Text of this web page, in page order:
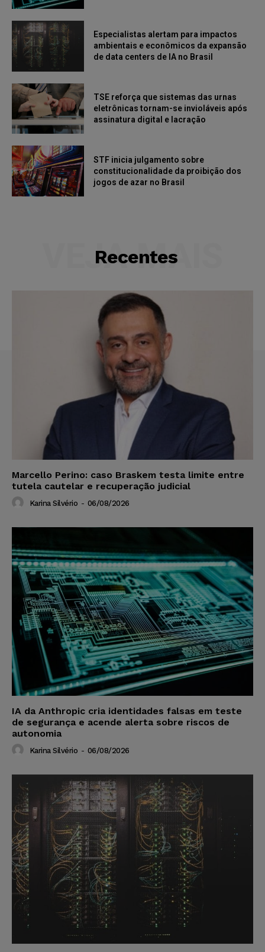
Especialistas alertam para impactos
ambientais e econômicos da expansão
de data centers de IA no Brasil
TSE reforça que sistemas das urnas
eletrônicas tornam-se invioláveis após
assinatura digital e lacração
STF inicia julgamento sobre
constitucionalidade da proibição dos
jogos de azar no Brasil
Recentes
VEJA MAIS
Marcello Perino: caso Braskem testa limite entre
tutela cautelar e recuperação judicial
Karina Silvério - 06/08/2026
IA da Anthropic cria identidades falsas em teste
de segurança e acende alerta sobre riscos de
autonomia
Karina Silvério - 06/08/2026